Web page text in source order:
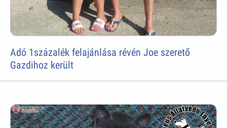
Adó 1százalék felajánlása révén Joe szerető
Gazdihoz került